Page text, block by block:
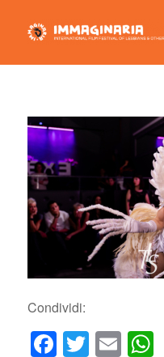
Condividi:
Facebook
Twitter